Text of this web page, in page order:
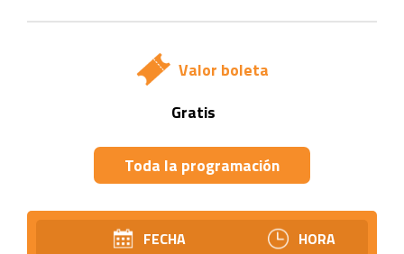
Valor boleta
Gratis
Toda la programación
FECHA HORA